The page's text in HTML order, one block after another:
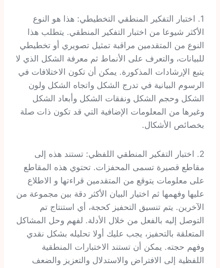
1. اختبار التفكير المنطقي التخطيطي: هذا هو النوع
الأكثر شيوعا من اختبار التفكير المنطقي. يتطلب هذا
النوع من المتقدمين مراقبة تمثيل تصويري أو تخطيطي
للبيانات، والتعرف على الأنماط ثم معرفة الشكل الذي لا
يتبع الإرشادات المذكورة. يمكن أن تكون الاختلافات في
الرسوم البيانية في تدرج الشكل واتجاه الشكل ولون
الشكل وحجم الشكل ونفقات الشكل وأبعاد الشكل
وغيرها من المعلومات الإضافية التي قد تكون ذات صلة
بخصائص الأشكال.
2. اختبار التفكير المنطقي اللفظي: تستند هذه إلى
مقاطع قصيرة تسمى المحفزات. تحتوي هذه المقاطع
على معلومات يتوقع من المتقدمين قراءتها و الاطلاع
عليها وفهمها ثم اختيار البيان الأكثر دقة بين مجموعة من
الآخرين. يتم تنسيق التحفيز كحجة، أي استنتاج تم
التوصل إليه بالفعل من خلال الأدلة. لفهم وحل المشاكل
المتعلقة بالتحفيز، يجب عليك أولا تحليله بشكل نقدي
وفهم حجته. يمكن أن تستند الاختبارات المنطقية
اللفظية إلى الافتراض والاستدلال والتعزيز والضعف